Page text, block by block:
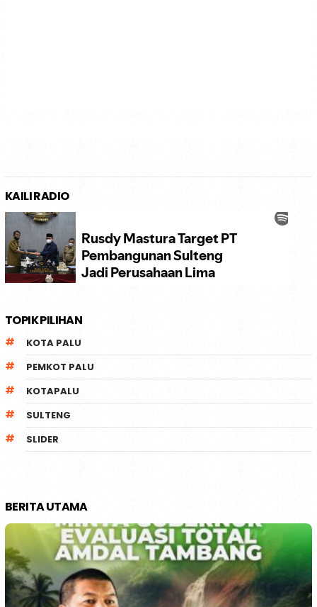
KAILI RADIO
TOPIK PILIHAN
KOTA PALU
PEMKOT PALU
KOTAPALU
SULTENG
SLIDER
BERITA UTAMA